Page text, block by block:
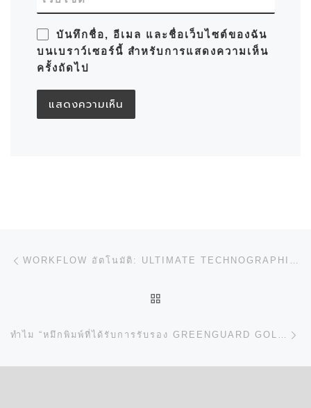
บันทึกชื่อ, อีเมล และชื่อเว็บไซต์ของฉัน
บนเบราว์เซอร์นี้ สำหรับการแสดงความเห็น
ครั้งถัดไป
การนำทางของเรื่อง WORKFLOW อัตโนมัติ: ULTIMATE TECHNOGRAPHICS และ HORIZON ICE LINK
ทำไม “หมึกพิมพ์ที่ได้รับการรับรอง GREENGUARD GOLD” ถึงสำคัญสำหรับธุรกิจการพิมพ์?